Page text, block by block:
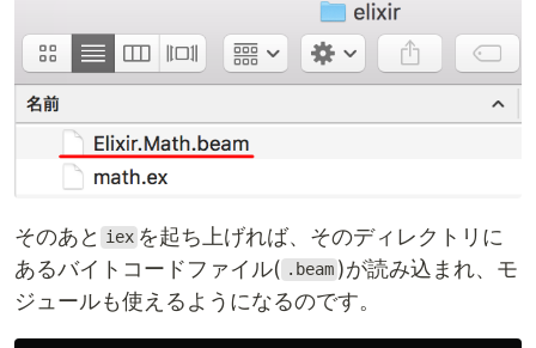
そのあと iex を起ち上げれば、そのディレクトリに
あるバイトコードファイル( .beam )が読み込まれ、モ
ジュールも使えるようになるのです。